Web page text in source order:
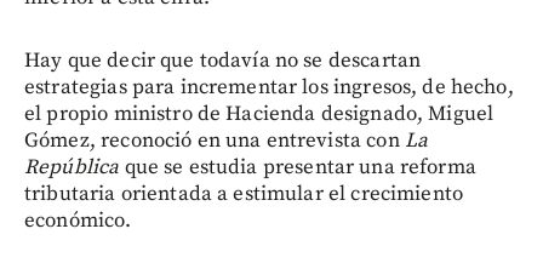
Hay que decir que todavía no se descartan
estrategias para incrementar los ingresos, de hecho,
el propio ministro de Hacienda designado, Miguel
Gómez, reconoció en una entrevista conLa
República que se estudia presentar una reforma
tributaria orientada a estimular el crecimiento
económico.